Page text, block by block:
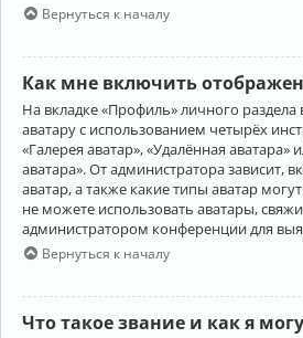
Вернуться к началу
Как мне включить
На вкладке «Профиль» личного
аватару с использованием четырёх
«Галерея аватар», «Удалённая аватара»
аватара». От администратора зависит,
аватар, а также какие типы аватар
не можете использовать аватары,
администратором конференции для
Вернуться к началу
Что такое звание и как я